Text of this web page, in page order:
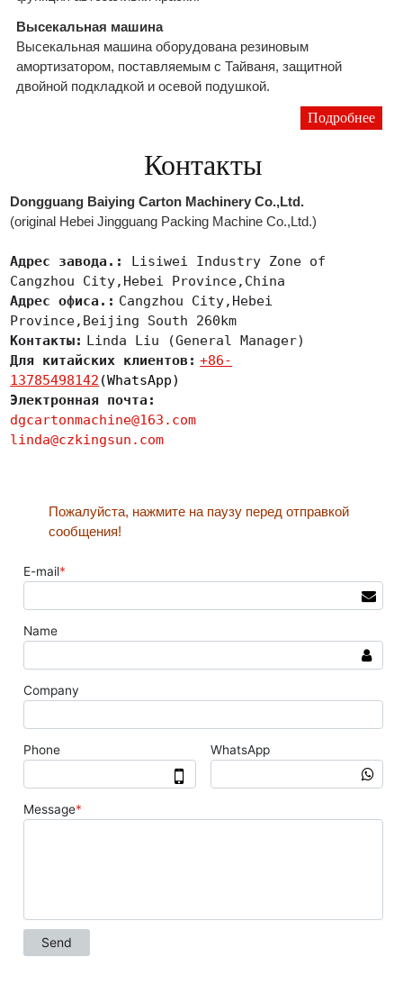
Высекальная машина
Высекальная машина оборудована резиновым
амортизатором, поставляемым с Тайваня, защитной
двойной подкладкой и осевой подушкой.
Подробнее
Контакты
Dongguang Baiying Carton Machinery Co.,Ltd.
(original Hebei Jingguang Packing Machine Co.,Ltd.)
Адрес завода.:
Lisiwei Industry Zone of
Cangzhou City,Hebei Province,China
Адрес офиса.: Cangzhou City,Hebei
Province,Beijing South 260km
Контакты: Linda Liu (General Manager)
Для китайских клиентов: +86-
13785498142 (WhatsApp)
Электронная почта:
dgcartonmachine@163.com
linda@czkingsun.com
Пожалуйста, нажмите на паузу перед отправкой
сообщения!